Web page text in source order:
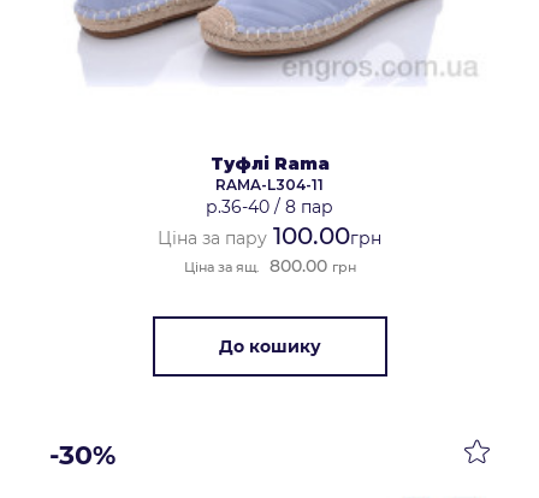
Туфлі Rama
RAMA-L304-11
р.36-40 / 8 пар
Ціна за пару 100.00грн
Ціна за ящ. 800.00 грн
До кошику
-30%